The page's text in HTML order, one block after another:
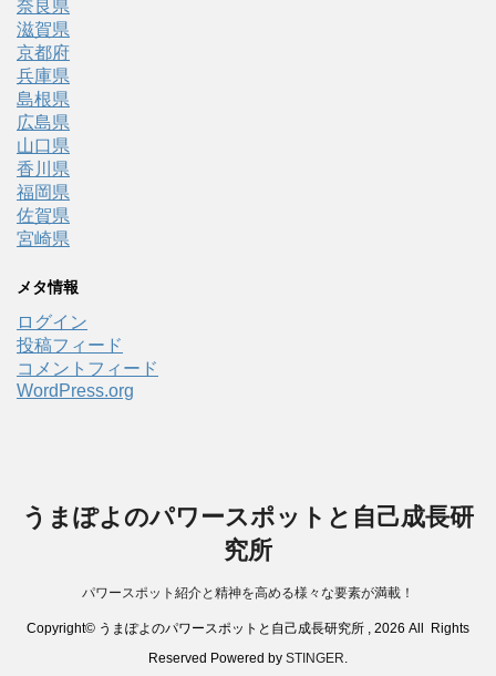
奈良県
滋賀県
京都府
兵庫県
島根県
広島県
山口県
香川県
福岡県
佐賀県
宮崎県
メタ情報
ログイン
投稿フィード
コメントフィード
WordPress.org
うまぽよのパワースポットと自己成長研
究所
パワースポット紹介と精神を高める様々な要素が満載！
Copyright© うまぽよのパワースポットと自己成長研究所 , 2026 All Rights
Reserved Powered by STINGER.